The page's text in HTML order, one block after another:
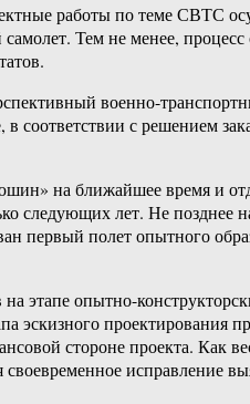
работы по теме СВТС
самолет. Тем не менее,
военно-
соответствии с решением
на ближайшее время и
следующих лет. Не
первый полет опытного
этапе опытно-
эскизного проектирования
стороне проекта. Как
своевременное исправление